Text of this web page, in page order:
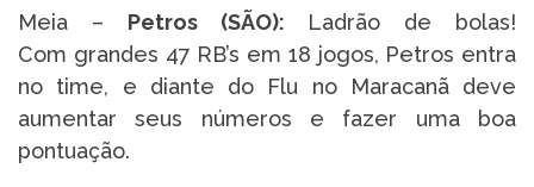
Meia – Petros (SÃO): Ladrão de bolas!
Com grandes 47 RB’s em 18 jogos, Petros entra
no time, e diante do Flu no Maracanã deve
aumentar seus números e fazer uma boa
pontuação.